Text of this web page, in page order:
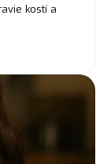
kostí a